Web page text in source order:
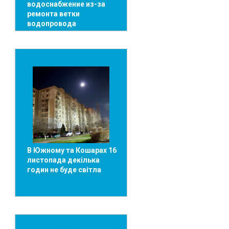
водоснабжение из-за
ремонта ветки
водопровода
В Южному та Кошарах 16
листопада декілька
годин не буде світла